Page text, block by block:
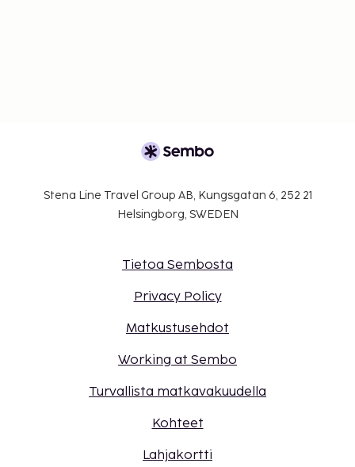
Stena Line Travel Group AB, Kungsgatan 6, 252 21
Helsingborg, SWEDEN
Tietoa Sembosta
Privacy Policy
Matkustusehdot
Working at Sembo
Turvallista matkavakuudella
Kohteet
Lahjakortti